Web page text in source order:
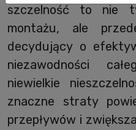
szczelność to nie
montażu, ale
decydujący o
niezawodności
niewielkie
znaczne straty
przepływów i